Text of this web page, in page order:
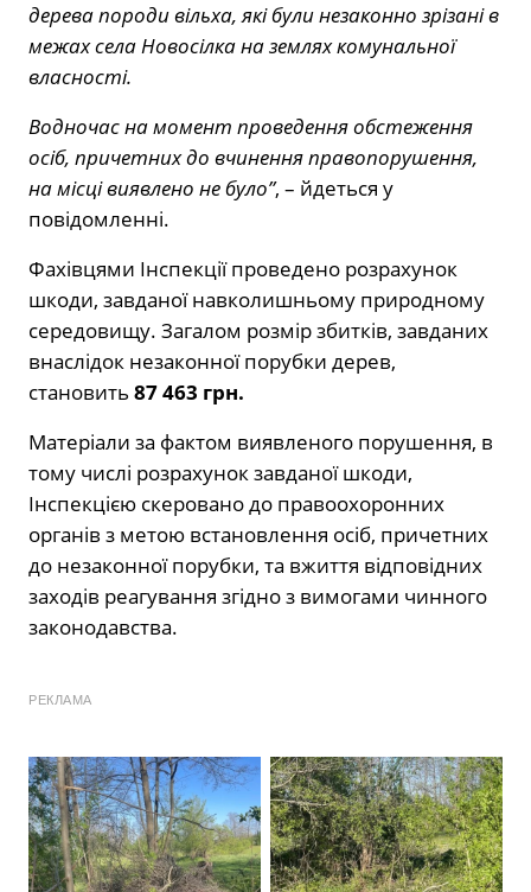
дерева породи вільха, які були незаконно зрізані в
межах села Новосілка на землях комунальної
власності.
Водночас на момент проведення обстеження
осіб, причетних до вчинення правопорушення,
на місці виявлено не було”, – йдеться у
повідомленні.
Фахівцями Інспекції проведено розрахунок
шкоди, завданої навколишньому природному
середовищу. Загалом розмір збитків, завданих
внаслідок незаконної порубки дерев,
становить 87 463 грн.
Матеріали за фактом виявленого порушення, в
тому числі розрахунок завданої шкоди,
Інспекцією скеровано до правоохоронних
органів з метою встановлення осіб, причетних
до незаконної порубки, та вжиття відповідних
заходів реагування згідно з вимогами чинного
законодавства.
РЕКЛАМА